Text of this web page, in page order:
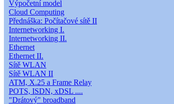
Výpočetní model
Cloud Computing
Přednáška: Počítačové sítě II
Internetworking I.
Internetworking II.
Ethernet
Ethernet II.
Sítě WLAN
Sítě WLAN II
ATM, X.25 a Frame Relay
POTS, ISDN, xDSL ....
"Drátový" broadband